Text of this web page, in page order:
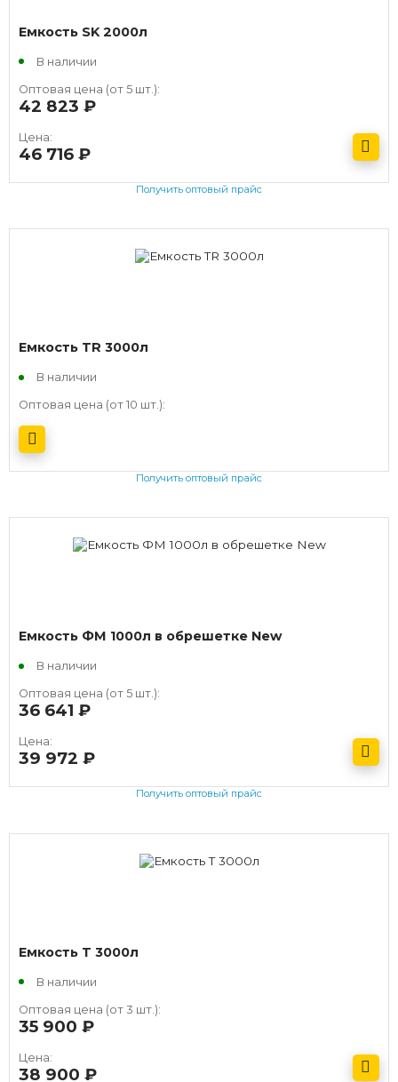
Емкость SK 2000л
В наличии
Оптовая цена (от 5 шт.):
42 823
Цена:
46 716
Получить оптовый прайс
Емкость TR 3000л
В наличии
Оптовая цена (от 10 шт.):
Получить оптовый прайс
Емкость ФМ 1000л в обрешетке New
В наличии
Оптовая цена (от 5 шт.):
36 641
Цена:
39 972
Получить оптовый прайс
Емкость T 3000л
В наличии
Оптовая цена (от 3 шт.):
35 900
Цена:
38 900